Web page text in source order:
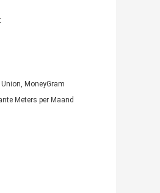
MoneyGram
Meters per Maand